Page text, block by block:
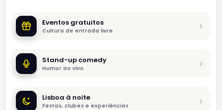
Eventos gratuitos
Cultura de entrada livre
Stand-up comedy
Humor ao vivo
Lisboa à noite
Festas, clubes e experiências